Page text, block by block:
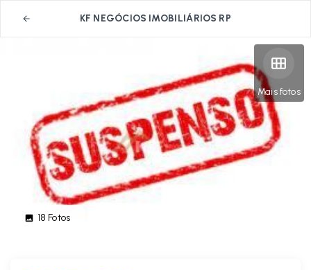
KF NEGÓCIOS IMOBILIÁRIOS RP
Mais fotos
18 Fotos